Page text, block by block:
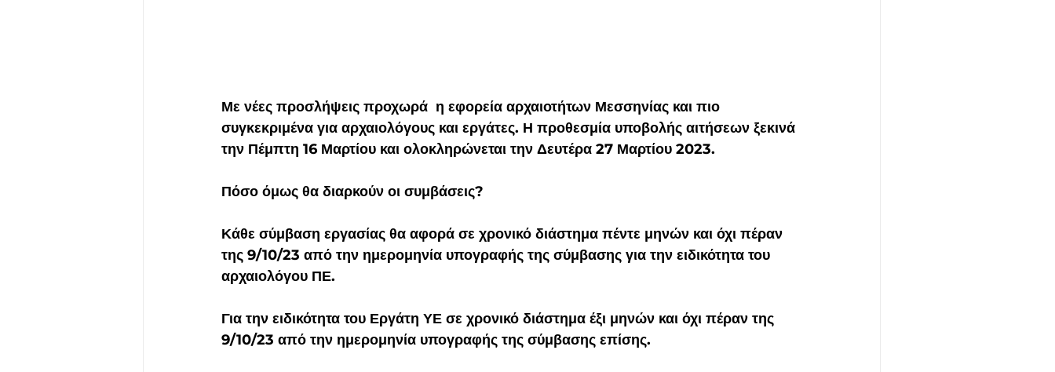
Με νέες προσλήψεις προχωρά  η εφορεία αρχαιοτήτων Μεσσηνίας και πιο
συγκεκριμένα για αρχαιολόγους και εργάτες. Η προθεσμία υποβολής αιτήσεων ξεκινά
την Πέμπτη 16 Μαρτίου και ολοκληρώνεται την Δευτέρα 27 Μαρτίου 2023.
Πόσο όμως θα διαρκούν οι συμβάσεις?
Κάθε σύμβαση εργασίας θα αφορά σε χρονικό διάστημα πέντε μηνών και όχι πέραν
της 9/10/23 από την ημερομηνία υπογραφής της σύμβασης για την ειδικότητα του
αρχαιολόγου ΠΕ.
Για την ειδικότητα του Εργάτη ΥΕ σε χρονικό διάστημα έξι μηνών και όχι πέραν της
9/10/23 από την ημερομηνία υπογραφής της σύμβασης επίσης.